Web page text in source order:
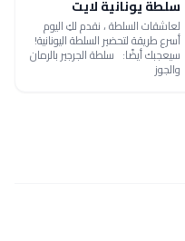
سلطة يونانية لايت
لعاشقات السلطة ، نقدم لكِ اليوم
أسرع طريقة لتحضير السلطة اليونانية!
سيعجبك أيضًا: سلطة الجرجير بالرمان
والجوز